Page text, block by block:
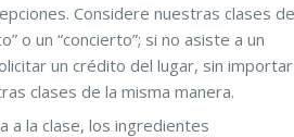
Considere nuestras clases
o un “concierto”; si no asiste a un
un crédito del lugar, sin importar
clases de la misma manera.
a la clase, los ingredientes